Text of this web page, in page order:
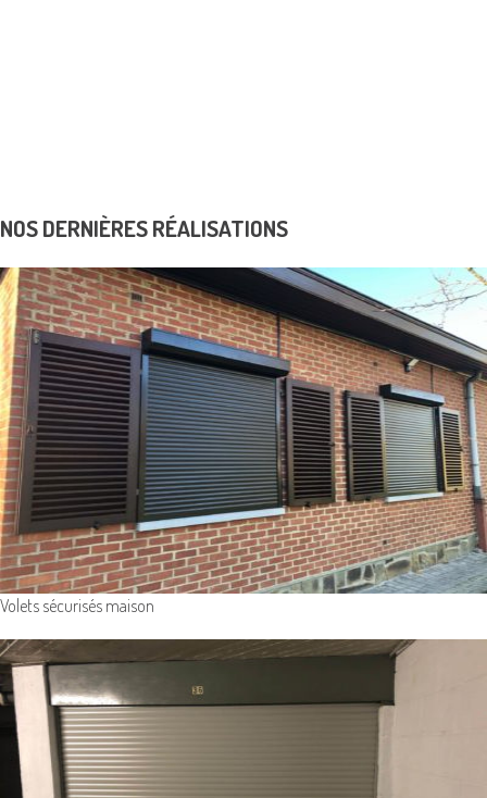
NOS DERNIÈRES RÉALISATIONS
Volets sécurisés maison